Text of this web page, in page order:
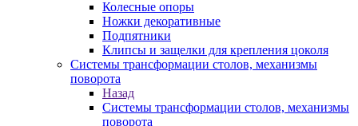
Колесные опоры
Ножки декоративные
Подпятники
Клипсы и защелки для крепления цоколя
Системы трансформации столов, механизмы
поворота
Назад
Системы трансформации столов, механизмы
поворота